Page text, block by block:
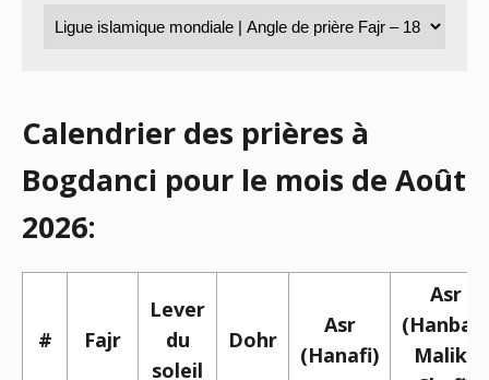
Calendrier des prières à
Bogdanci pour le mois de Août
2026:
# Fajr
Lever
du
soleil
Dohr
Asr
(Hanafi)
Asr
(Hanbali,
Maliki,